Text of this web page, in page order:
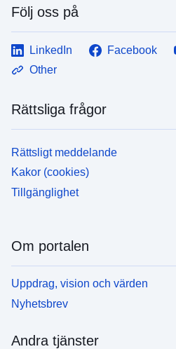
Följ oss på
LinkedIn Facebook
Other
Rättsliga frågor
Rättsligt meddelande
Kakor (cookies)
Tillgänglighet
Om portalen
Uppdrag, vision och värden
Nyhetsbrev
Andra tjänster